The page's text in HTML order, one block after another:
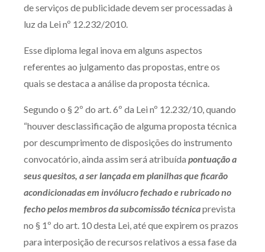
Zênite Fácil IA
Zênite Play
Orientação por Escrito
Mentoria Zênite
Capacitação
Zênite Online
Eventos presenciais
Zênite in Company
Diferenciais
Receba por RSS
de serviços de publicidade devem ser processadas à
luz da Lei nº 12.232/2010.
Esse diploma legal inova em alguns aspectos
referentes ao julgamento das propostas, entre os
quais se destaca a análise da proposta técnica.
Segundo o § 2º do art. 6º da Lei nº 12.232/10, quando
“houver desclassificação de alguma proposta técnica
por descumprimento de disposições do instrumento
convocatório, ainda assim será atribuída pontuação a
seus quesitos, a ser lançada em planilhas que ficarão
acondicionadas em invólucro fechado e rubricado no
fecho pelos membros da subcomissão técnicaprevista
no § 1º do art. 10 desta Lei, até que expirem os prazos
para interposição de recursos relativos a essa fase da